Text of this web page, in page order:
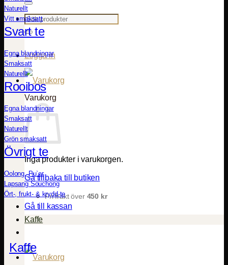
Sök
efter:
Logga in
Varukorg
Inga produkter i varukorgen.
Gå tillbaka till butiken
Fri frakt över 450 kr
Gå till kassan
Naturellt
Vitt smaksatt
Svart te
Egna blandningar
Smaksatt
Naturellt
Rooibos
Egna blandningar
Smaksatt
Naturellt
Grön smaksatt
Övrigt te
Oolong, Pu`er
Lapsang Souchong
Ört-, frukt- & krydd-te
Kaffe
Kaffe